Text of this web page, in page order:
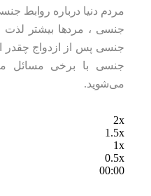
مردم دنیا درباره روابط جنسی
جنسی ، مردها بیشتر لذت
جنسی پس از ازدواج چقدر
جنسی با برخی مسائل
می‌شوید.
00:00